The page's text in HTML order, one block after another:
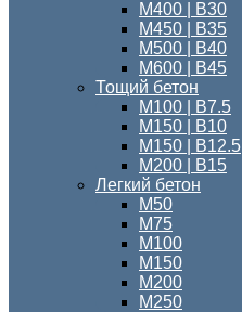
М400 | В30
М450 | В35
М500 | В40
М600 | В45
Тощий бетон
M100 | В7.5
М150 | B10
М150 | B12.5
М200 | В15
Легкий бетон
М50
М75
М100
М150
М200
М250